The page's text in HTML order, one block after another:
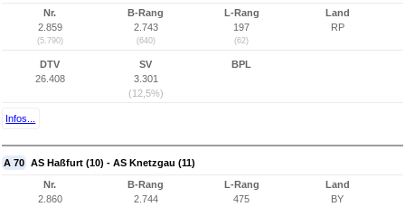
Nr.
2.859
(5.790)
B-Rang
2.743
(640)
L-Rang
197
(62)
Land
RP
DTV
26.408
SV
3.301
(12,5%)
BPL
Infos...
A 70 AS Haßfurt (10) - AS Knetzgau (11)
Nr.
2.860
B-Rang
2.744
L-Rang
475
Land
BY